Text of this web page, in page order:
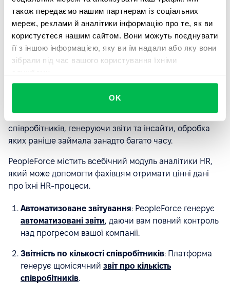
також передаємо нашим партнерам із соціальних
мереж, реклами й аналітики інформацію про те, як ви
користуєтеся нашим сайтом. Вони можуть поєднувати
її з іншою інформацією, яку ви їм надали або яку вони
зібрали під час вашого користування їхніми
OK
співробітник може бачити директорію команди,
календар з майбутніми подіями, OKR по компанії та
власні цілі, та в один клік запитати лікарняний або
відпустку.
Аналітика
Що таке HRM-системи без потужної аналітики? Вони
можуть обробляти величезні обсяги даних про
співробітників, генеруючи звіти та інсайти, обробка
яких раніше займала занадто багато часу.
PeopleForce містить всебічний модуль аналітики HR,
який може допомогти фахівцям отримати цінні дані
про їхні HR-процеси.
Автоматизоване звітування: PeopleForce генерує
автоматизовані звіти, даючи вам повний контроль
над прогресом вашої компанії.
Звітність по кількості співробітників: Платформа
генерує щомісячний звіт про кількість
співробітників.